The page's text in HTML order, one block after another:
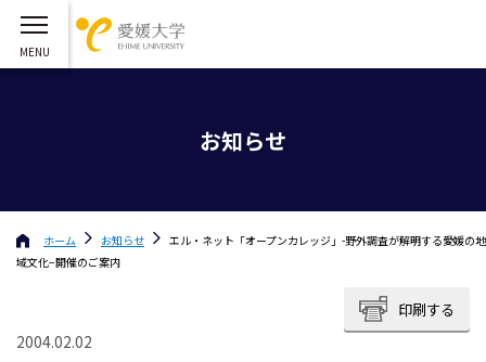
お知らせ
ホーム お知らせ
エル・ネット「オープンカレッジ」-野外調査が解明する愛媛の地
域文化−開催のご案内
印刷する
2004.02.02